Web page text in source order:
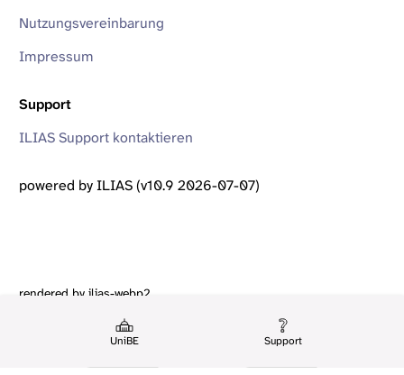
UniBE Support
Nutzungsvereinbarung
Impressum
Support
ILIAS Support kontaktieren
powered by ILIAS (v10.9 2026-07-07)
rendered by ilias-webp2